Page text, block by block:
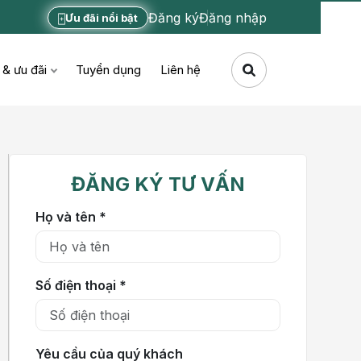
Ưu đãi nổi bật Đăng kýĐăng nhập
ưu đãi Tuyển dụng Liên hệ
ĐĂNG KÝ TƯ VẤN
Họ và tên *
Số điện thoại *
Yêu cầu của quý khách